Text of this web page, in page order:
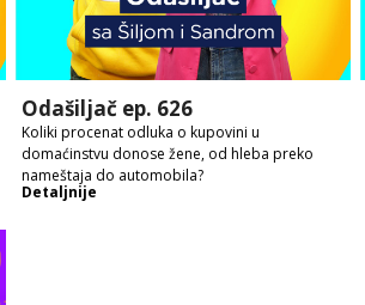
Odašiljač ep. 626
Koliki procenat odluka o kupovini u
domaćinstvu donose žene, od hleba preko
nameštaja do automobila?
Detaljnije